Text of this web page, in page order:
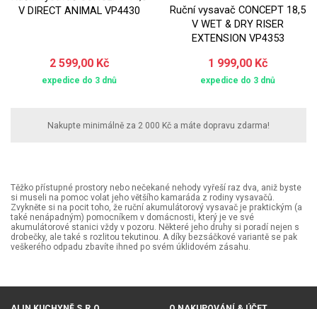
V DIRECT ANIMAL VP4430
2 599,00 Kč
expedice do 3 dnů
Ruční vysavač CONCEPT 18,5
V WET & DRY RISER
EXTENSION VP4353
1 999,00 Kč
expedice do 3 dnů
Nakupte minimálně za 2 000 Kč a máte dopravu zdarma!
Těžko přístupné prostory nebo nečekané nehody vyřeší raz dva, aniž byste
si museli na pomoc volat jeho většího kamaráda z rodiny vysavačů.
Zvykněte si na pocit toho, že ruční akumulátorový vysavač je praktickým (a
také nenápadným) pomocníkem v domácnosti, který je ve své
akumulátorové stanici vždy v pozoru. Některé jeho druhy si poradí nejen s
drobečky, ale také s rozlitou tekutinou. A díky bezsáčkové variantě se pak
veškerého odpadu zbavíte ihned po svém úklidovém zásahu.